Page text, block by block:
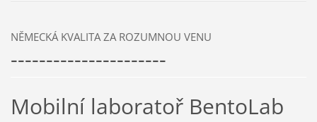
NĚMECKÁ KVALITA ZA ROZUMNOU VENU
----------------------
Mobilní laboratoř BentoLab